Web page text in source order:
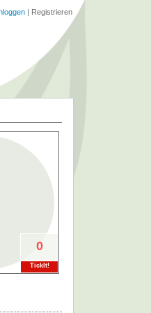
0
TickIt!
| Registrieren